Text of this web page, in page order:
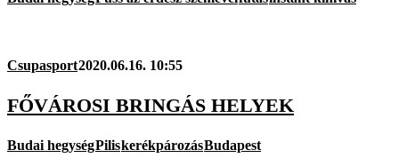
Csupasport2020.06.16. 10:55
FŐVÁROSI BRINGÁS HELYEK
Budai hegységPiliskerékpározásBudapest